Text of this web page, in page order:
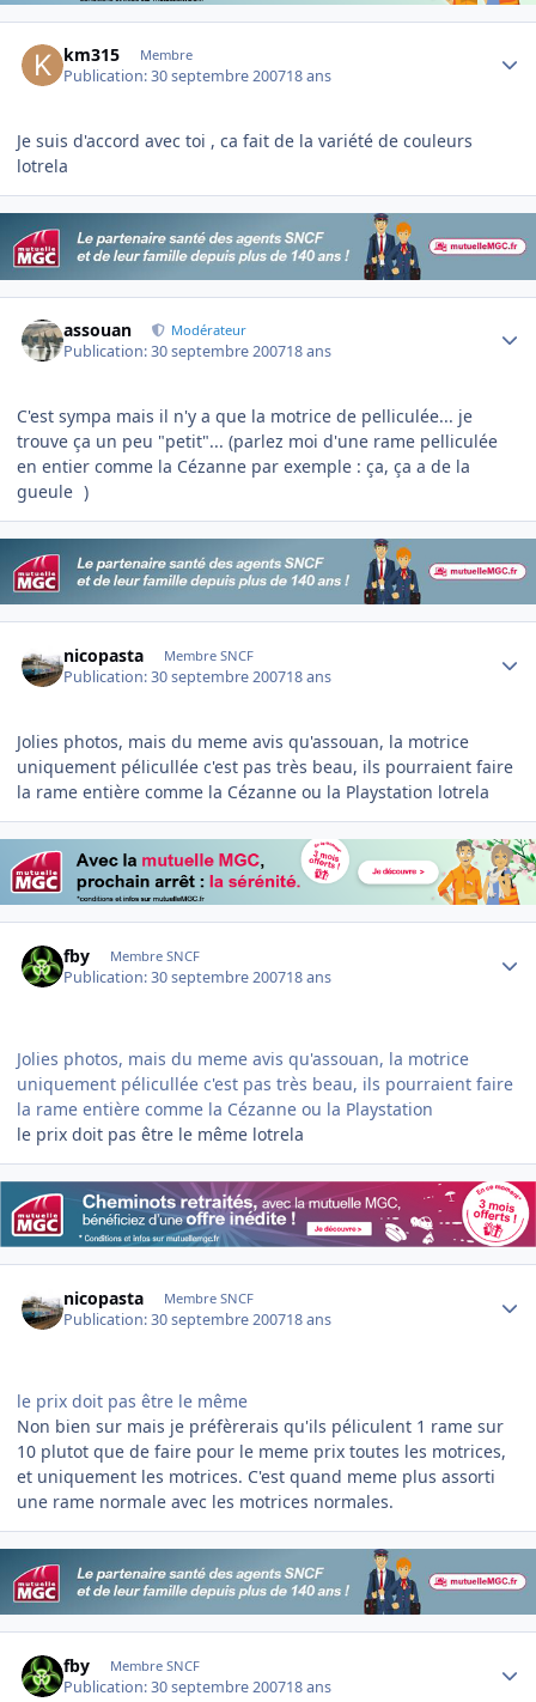
km315 Membre
Publication:30 septembre 200718 ans
Je suis d'accord avec toi , ca fait de la variété de couleurs
lotrela
assouan Modérateur
Publication:30 septembre 200718 ans
C'est sympa mais il n'y a que la motrice de pelliculée... je
trouve ça un peu "petit"... (parlez moi d'une rame pelliculée
en entier comme la Cézanne par exemple : ça, ça a de la
gueule )
nicopasta Membre SNCF
Publication:30 septembre 200718 ans
Jolies photos, mais du meme avis qu'assouan, la motrice
uniquement pélicullée c'est pas très beau, ils pourraient faire
la rame entière comme la Cézanne ou la Playstation lotrela
fby Membre SNCF
Publication:30 septembre 200718 ans
Jolies photos, mais du meme avis qu'assouan, la motrice
uniquement pélicullée c'est pas très beau, ils pourraient faire
la rame entière comme la Cézanne ou la Playstation
le prix doit pas être le même lotrela
nicopasta Membre SNCF
Publication:30 septembre 200718 ans
le prix doit pas être le même
Non bien sur mais je préfèrerais qu'ils péliculent 1 rame sur
10 plutot que de faire pour le meme prix toutes les motrices,
et uniquement les motrices. C'est quand meme plus assorti
une rame normale avec les motrices normales.
fby Membre SNCF
Publication:30 septembre 200718 ans